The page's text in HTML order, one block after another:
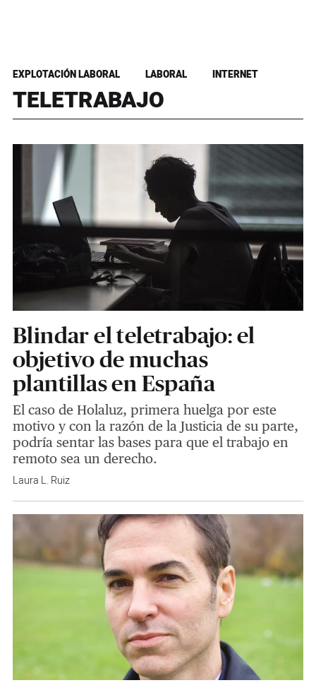
EXPLOTACIÓN LABORAL LABORAL INTERNET
TELETRABAJO
Blindar el teletrabajo: el
objetivo de muchas
plantillas en España
El caso de Holaluz, primera huelga por este
motivo y con la razón de la Justicia de su parte,
podría sentar las bases para que el trabajo en
remoto sea un derecho.
Laura L. Ruiz